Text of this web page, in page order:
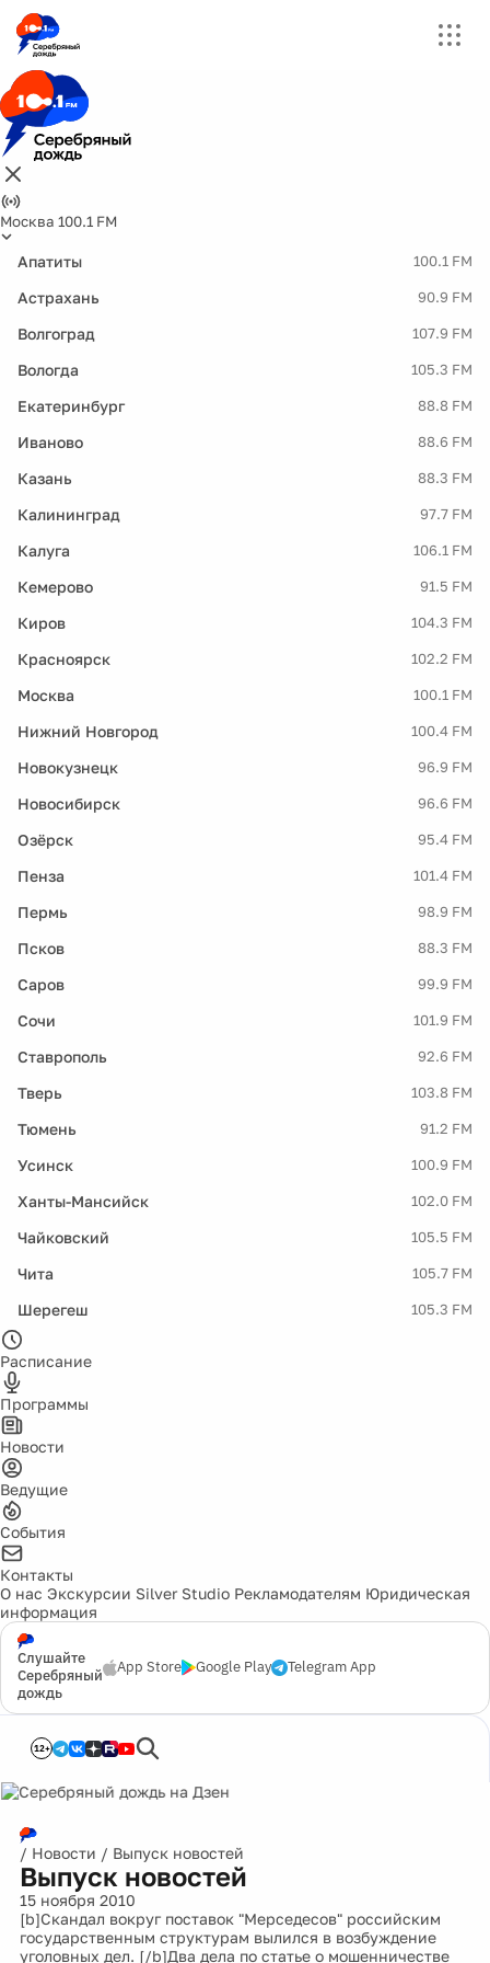
Москва 100.1 FM
Апатиты 100.1 FM
Астрахань 90.9 FM
Волгоград 107.9 FM
Вологда 105.3 FM
Екатеринбург 88.8 FM
Иваново 88.6 FM
Казань 88.3 FM
Калининград 97.7 FM
Калуга 106.1 FM
Кемерово 91.5 FM
Киров 104.3 FM
Красноярск 102.2 FM
Москва 100.1 FM
Нижний Новгород 100.4 FM
Новокузнецк 96.9 FM
Новосибирск 96.6 FM
Озёрск 95.4 FM
Пенза 101.4 FM
Пермь 98.9 FM
Псков 88.3 FM
Саров 99.9 FM
Сочи 101.9 FM
Ставрополь 92.6 FM
Тверь 103.8 FM
Тюмень 91.2 FM
Усинск 100.9 FM
Ханты-Мансийск 102.0 FM
Чайковский 105.5 FM
Чита 105.7 FM
Шерегеш 105.3 FM
Расписание
Программы
Новости
Ведущие
События
Контакты
О нас Экскурсии Silver Studio Рекламодателям Юридическая
информация
Слушайте
Серебряный
дождь
App Store Google Play Telegram App
12+
/ Новости / Выпуск новостей
Выпуск новостей
15 ноября 2010
[b]Скандал вокруг поставок "Мерседесов" российским
государственным структурам вылился в возбуждение
уголовных дел. [/b]Два дела по статье о мошенничестве